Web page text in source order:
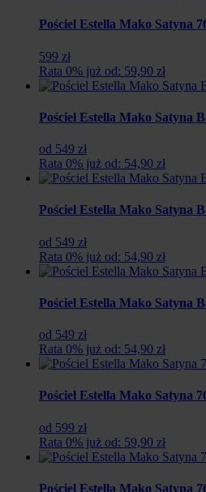
zł.
zł.
Pościel Estella Mako Satyna
599 zł
Rata 0% już od: 59,90 zł
Pościel Estella Mako Satyna
od 549 zł
Rata 0% już od: 54,90 zł
Pościel Estella Mako Satyna
od 549 zł
Rata 0% już od: 54,90 zł
Pościel Estella Mako Satyna
od 549 zł
Rata 0% już od: 54,90 zł
Pościel Estella Mako Satyna
od 599 zł
Rata 0% już od: 59,90 zł
Pościel Estella Mako Satyna